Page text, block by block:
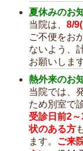
夏休みのお
当院は、 8/
ご不便をお
ないよう、
お願いします
熱外来のお
当院では、
ため別室で
受診日前2
状のある方
ます。 ご来